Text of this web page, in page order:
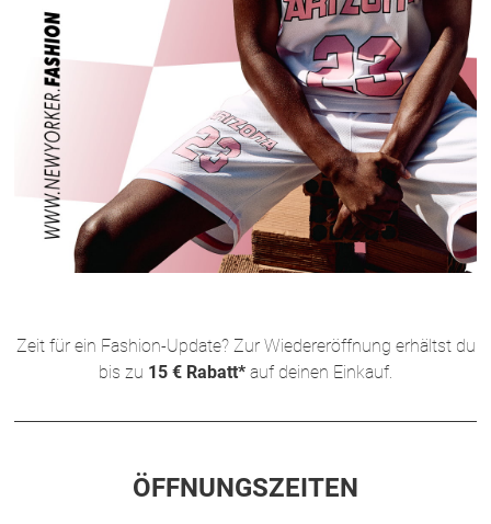
Zeit für ein Fashion-Update? Zur Wiedereröffnung erhältst du
bis zu 15 € Rabatt* auf deinen Einkauf.
ÖFFNUNGSZEITEN